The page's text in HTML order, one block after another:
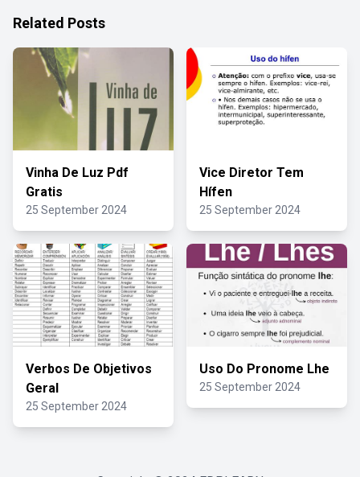
Related Posts
Vinha De Luz Pdf
Gratis
25 September 2024
Vice Diretor Tem
Hífen
25 September 2024
Verbos De Objetivos
Geral
25 September 2024
Uso Do Pronome Lhe
25 September 2024